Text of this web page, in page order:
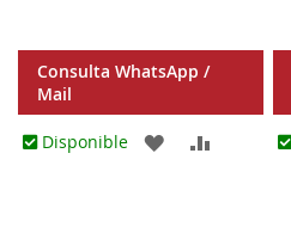
Consulta WhatsApp /
Mail
Disponible
AGREGAR